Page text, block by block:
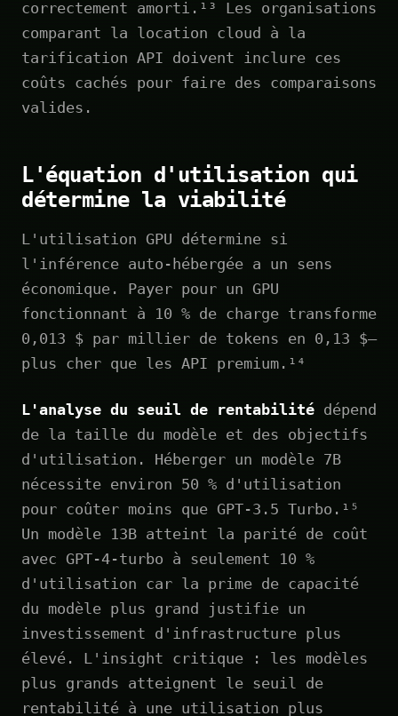
correctement amorti.¹³ Les organisations
comparant la location cloud à la
tarification API doivent inclure ces
coûts cachés pour faire des comparaisons
valides.
L'équation d'utilisation qui
détermine la viabilité
L'utilisation GPU détermine si
l'inférence auto-hébergée a un sens
économique. Payer pour un GPU
fonctionnant à 10 % de charge transforme
0,013 $ par millier de tokens en 0,13 $—
plus cher que les API premium.¹⁴
L'analyse du seuil de rentabilité dépend
de la taille du modèle et des objectifs
d'utilisation. Héberger un modèle 7B
nécessite environ 50 % d'utilisation
pour coûter moins que GPT-3.5 Turbo.¹⁵
Un modèle 13B atteint la parité de coût
avec GPT-4-turbo à seulement 10 %
d'utilisation car la prime de capacité
du modèle plus grand justifie un
investissement d'infrastructure plus
élevé. L'insight critique : les modèles
plus grands atteignent le seuil de
rentabilité à une utilisation plus